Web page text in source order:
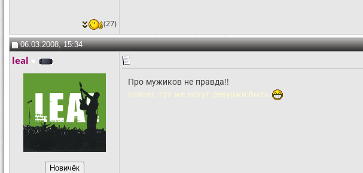
(27)
06.03.2008, 15:34
leal
Про мужиков не правда!!
Homer, тут же могут девушки быть